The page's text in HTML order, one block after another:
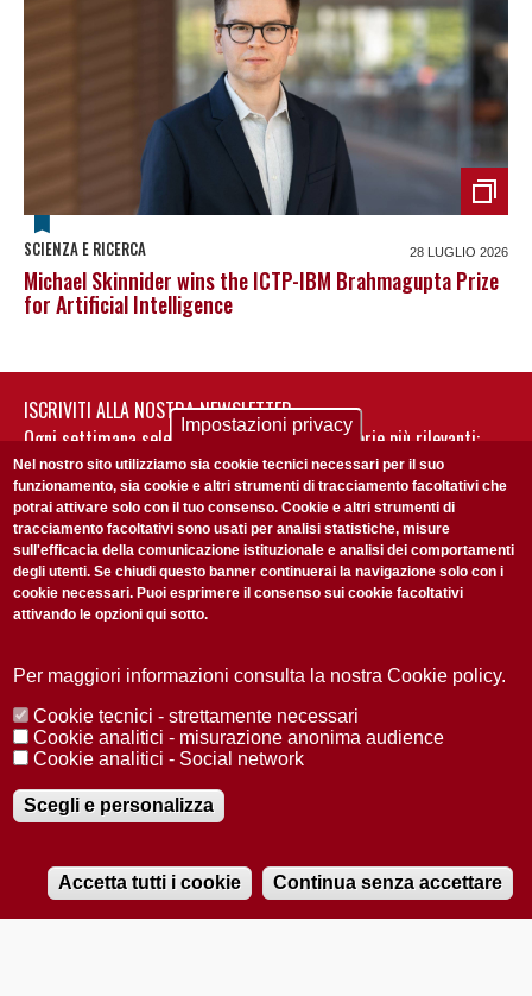
Audio
SCIENZA E RICERCA 28 LUGLIO 2026
Michael Skinnider wins the ICTP-IBM Brahmagupta Prize
for Artificial Intelligence
ISCRIVITI ALLA NOSTRA NEWSLETTER
Ogni settimana selezioniamo per te nostre storie più rilevanti:
non perderti gli aggiornamenti della nostra newsletter
Accetto laPrivacy Policy
Redazione Copyright Privacy
Area stampa
© 2025 Università di Padova
Registrazione presso il Tribunale di Padova n. 2097/2012 del 18 giugno
2012
Impostazioni privacy
Nel nostro sito utilizziamo sia cookie tecnici necessari per il suo
funzionamento, sia cookie e altri strumenti di tracciamento facoltativi che
potrai attivare solo con il tuo consenso. Cookie e altri strumenti di
tracciamento facoltativi sono usati per analisi statistiche, misure
sull'efficacia della comunicazione istituzionale e analisi dei comportamenti
degli utenti. Se chiudi questo banner continuerai la navigazione solo con i
cookie necessari. Puoi esprimere il consenso sui cookie facoltativi
attivando le opzioni qui sotto.
Per maggiori informazioni consulta la nostra Cookie policy.
Cookie tecnici - strettamente necessari
Cookie analitici - misurazione anonima audience
Cookie analitici - Social network
Scegli e personalizza
Accetta tutti i cookie Continua senza accettare